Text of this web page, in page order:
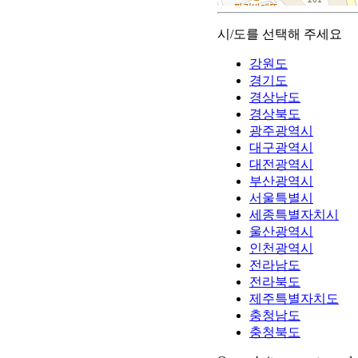
시/도를 선택해 주세요
강원도
경기도
경상남도
경상북도
광주광역시
대구광역시
대전광역시
부산광역시
서울특별시
세종특별자치시
울산광역시
인천광역시
전라남도
전라북도
제주특별자치도
충청남도
충청북도